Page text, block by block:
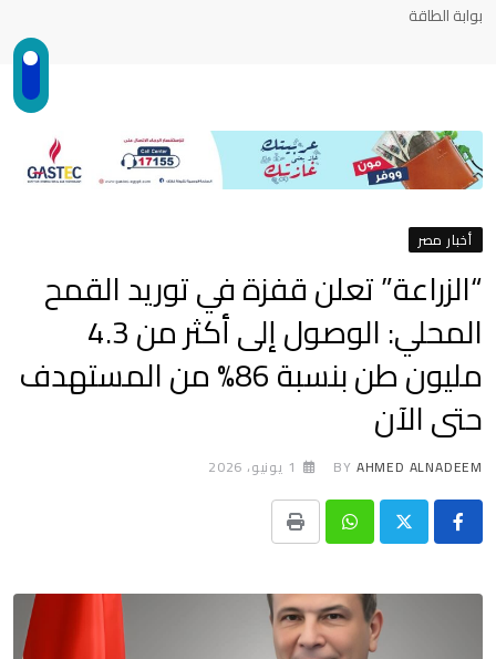
بوابة الطاقة
أخبار مصر
“الزراعة” تعلن قفزة في توريد القمح
المحلي: الوصول إلى أكثر من 4.3
مليون طن بنسبة 86% من المستهدف
حتى الآن
BY AHMED ALNADEEM 1 يونيو، 2026
Whatsapp
Print